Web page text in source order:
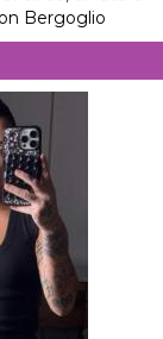
Bergoglio